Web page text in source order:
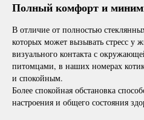
Полный комфорт и
В отличие от полностью
которых может вызывать стресс у
визуального контакта с
питомцами, в наших номерах
и спокойным.
Более спокойная обстановка
настроения и общего состояния